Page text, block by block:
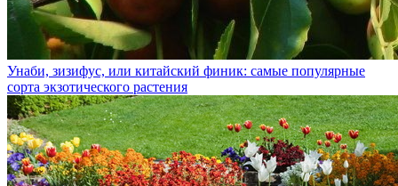
Унаби, зизифус, или китайский финик: самые популярные
сорта экзотического растения